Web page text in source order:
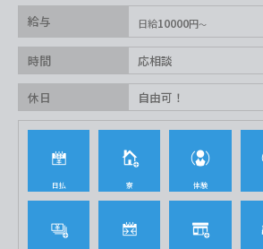
給与 日給10000円
時間 応相談
休日 自由可！
日払 寮 体験